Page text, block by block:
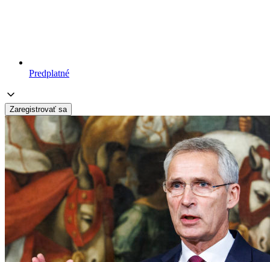
Predplatné
Zaregistrovať sa